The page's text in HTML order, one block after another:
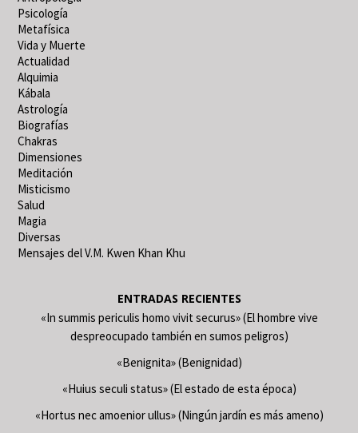
Psicología
Metafísica
Vida y Muerte
Actualidad
Alquimia
Kábala
Astrología
Biografías
Chakras
Dimensiones
Meditación
Misticismo
Salud
Magia
Diversas
Mensajes del V.M. Kwen Khan Khu
ENTRADAS RECIENTES
«In summis periculis homo vivit securus» (El hombre vive
despreocupado también en sumos peligros)
«Benignita» (Benignidad)
«Huius seculi status» (El estado de esta época)
«Hortus nec amoenior ullus» (Ningún jardín es más ameno)